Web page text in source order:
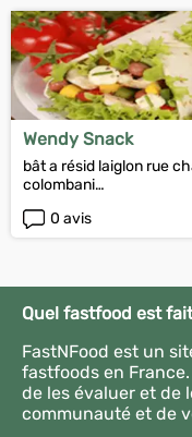
Wendy Snack
bât a résid laiglon rue
colombani
0 avis
Quel fastfood est
FastNFood est un
fastfoods en
de les évaluer et de
communauté et de